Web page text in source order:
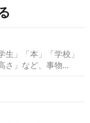
」「本」「学校」
さ」など、事物...